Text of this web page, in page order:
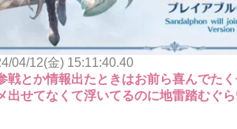
04/12(金) 15:11:40.40
戦とか情報出たときはお前ら喜んでた
出せてなくて浮いてるのに地雷踏むぐ